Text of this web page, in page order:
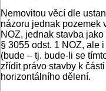
Nemovitou věcí dle
názoru jednak pozemek
NOZ, jednak stavba
§ 3055 odst. 1 NOZ, ale
(bude – tj. bude‑li se
zřídit právo stavby k
horizontálního dělení.